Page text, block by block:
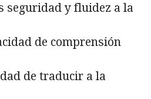
seguridad y fluidez a la
de comprensión
de traducir a la